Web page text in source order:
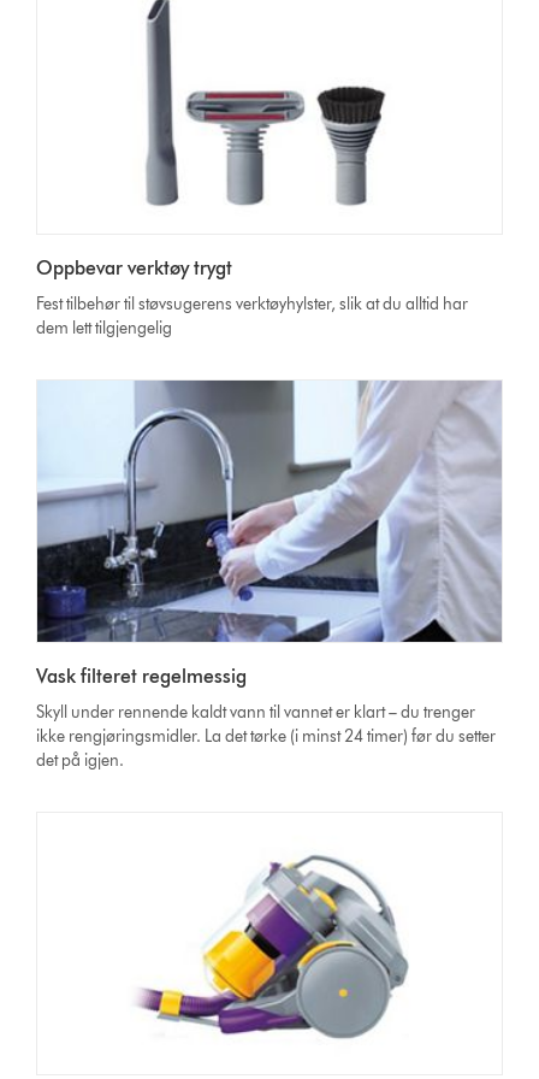
Oppbevar verktøy trygt
Fest tilbehør til støvsugerens verktøyhylster, slik at du alltid har
dem lett tilgjengelig
Vask filteret regelmessig
Skyll under rennende kaldt vann til vannet er klart – du trenger
ikke rengjøringsmidler. La det tørke (i minst 24 timer) før du setter
det på igjen.